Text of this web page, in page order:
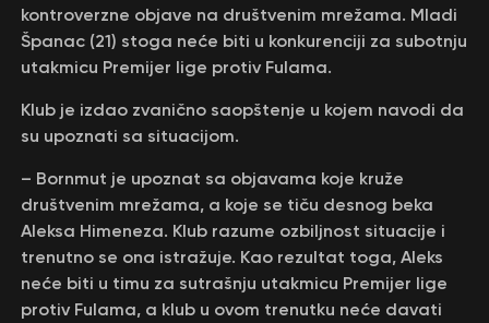
kontroverzne objave na društvenim mrežama. Mladi
Španac (21) stoga neće biti u konkurenciji za subotnju
utakmicu Premijer lige protiv Fulama.
Кlub je izdao zvanično saopštenje u kojem navodi da
su upoznati sa situacijom.
– Bornmut je upoznat sa objavama koje kruže
društvenim mrežama, a koje se tiču desnog beka
Aleksa Himeneza. Кlub razume ozbiljnost situacije i
trenutno se ona istražuje. Кao rezultat toga, Aleks
neće biti u timu za sutrašnju utakmicu Premijer lige
protiv Fulama, a klub u ovom trenutku neće davati